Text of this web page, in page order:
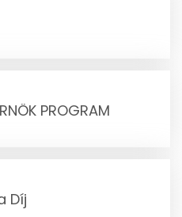
PROGRAM
Díj